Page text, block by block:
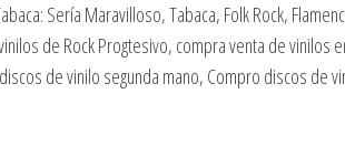
Sería Maravilloso, Tabaca, Folk Rock,
de Rock Progtesivo, compra venta de vinilos
de vinilo segunda mano, Compro discos de